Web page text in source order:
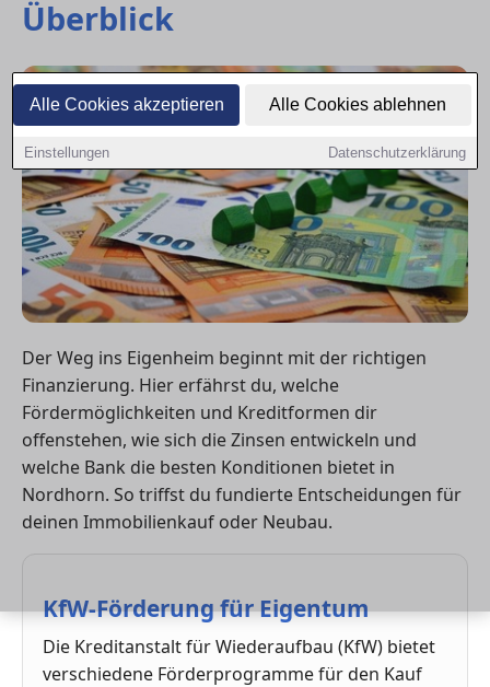
Alle Cookies akzeptieren Alle Cookies ablehnen
Einstellungen Datenschutzerklärung
Überblick
Der Weg ins Eigenheim beginnt mit der richtigen
Finanzierung. Hier erfährst du, welche
Fördermöglichkeiten und Kreditformen dir
offenstehen, wie sich die Zinsen entwickeln und
welche Bank die besten Konditionen bietet in
Nordhorn. So triffst du fundierte Entscheidungen für
deinen Immobilienkauf oder Neubau.
KfW-Förderung für Eigentum
Die Kreditanstalt für Wiederaufbau (KfW) bietet
verschiedene Förderprogramme für den Kauf